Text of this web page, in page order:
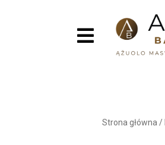
Strona główna /